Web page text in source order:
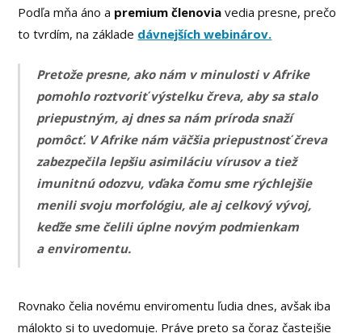
Podľa mňa áno a premium členovia vedia presne, prečo
to tvrdím, na základe dávnejších webinárov.
Pretože presne, ako nám v minulosti v Afrike
pomohlo roztvoriť výstelku čreva, aby sa stalo
priepustným, aj dnes sa nám príroda snaží
pomôcť. V Afrike nám väčšia priepustnosť čreva
zabezpečila lepšiu asimiláciu vírusov a tiež
imunitnú odozvu, vďaka čomu sme rýchlejšie
menili svoju morfológiu, ale aj celkový vývoj,
keďže sme čelili úplne novým podmienkam
a enviromentu.
Rovnako čelia novému enviromentu ľudia dnes, avšak iba
málokto si to uvedomuje. Práve preto sa čoraz častejšie